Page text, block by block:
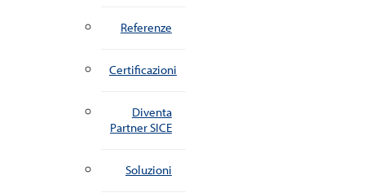
Referenze
Certificazioni
Diventa
Partner SICE
Soluzioni